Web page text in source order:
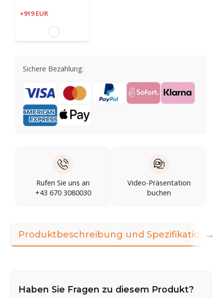
+919 EUR
Sichere Bezahlung:
Rufen Sie uns an
+43 670 3080030
Video-Präsentation
buchen
Produktbeschreibung und Spezifikationen
Haben Sie Fragen zu diesem Produkt?
→